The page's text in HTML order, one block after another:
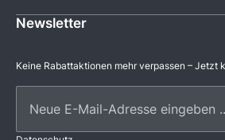
Newsletter
Keine Rabattaktionen mehr verpassen – Jetzt